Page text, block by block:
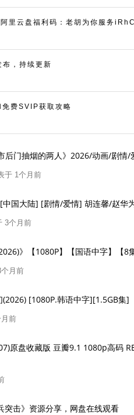
里云盘福利码：老胡为你服务
，持续更新
费SVIP获取攻略
后门抽烟的两人》2026/动画/剧情/
于 1个月前
有港回信(2026) 4K [中国大陆] [剧情/爱情] 胡连馨/
3个月前
》【1080P】【国语中字】【8
月前
[1080P.韩语中字][1.5GB集]
前
高码 REMUX 杜比5.1音效，简中字幕，全12
突击》资源分享，网盘在线观看